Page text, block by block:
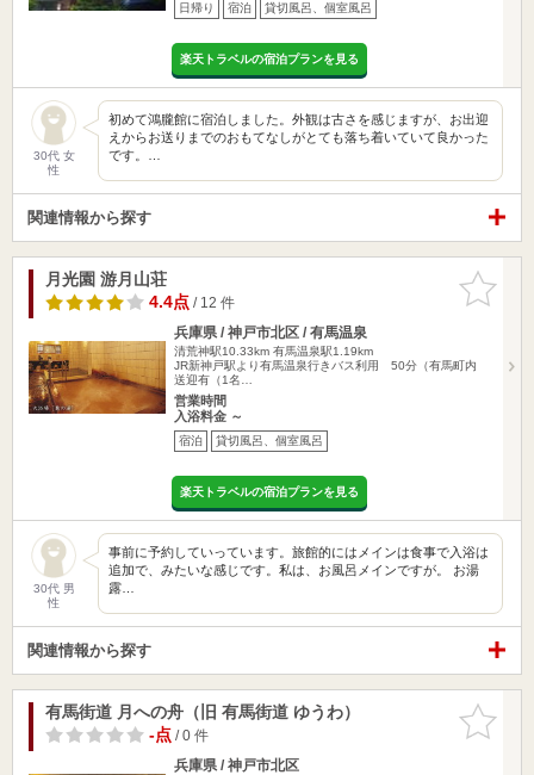
日帰り 宿泊 貸切風呂、個室風呂
楽天トラベルの宿泊プランを見る
30代 女
性
初めて鴻朧館に宿泊しました。外観は古さを感じますが、お出迎
えからお送りまでのおもてなしがとても落ち着いていて良かった
です。…
関連情報から探す
お気に入
りに追加
月光園 游月山荘
4.4点/ 12 件
兵庫県 / 神戸市北区 / 有馬温泉
清荒神駅10.33km 有馬温泉駅1.19km
JR新神戸駅より有馬温泉行きバス利用 50分（有馬町内
送迎有（1名…
営業時間
入浴料金 ～
宿泊 貸切風呂、個室風呂
楽天トラベルの宿泊プランを見る
30代 男
性
事前に予約していっています。旅館的にはメインは食事で入浴は
追加で、みたいな感じです。私は、お風呂メインですが。 お湯
露…
関連情報から探す
お気に入
りに追加
有馬街道 月への舟（旧 有馬街道 ゆうわ）
-点/ 0 件
兵庫県 / 神戸市北区